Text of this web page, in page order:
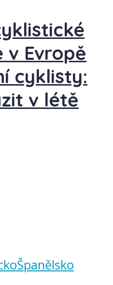
v Evropě
cyklisty:
v létě
Španělsko